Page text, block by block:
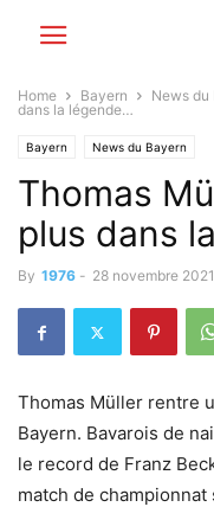
Home Bayern News du
dans la légende…
Bayern News du Bayern
Thomas
plus dans
By 1976 - 28 novembre 2021
Thomas Müller rentre
Bayern. Bavarois de
le record de Franz
match de